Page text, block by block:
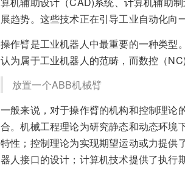
展趋势。这些技术正在引导工业自动化向
操作臂是工业机器人中最重要的一种类型
认为属于工业机器人的范畴，而数控（
放置一个ABB机械臂
一般来说，对于操作臂的机构和控制理论
合。机械工程理论为研究静态和动态环境
特性；控制理论为实现期望运动或力提供
器人接口的设计；计算机技术提供了执行